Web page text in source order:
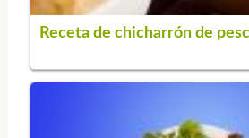
Receta de chicharrón de